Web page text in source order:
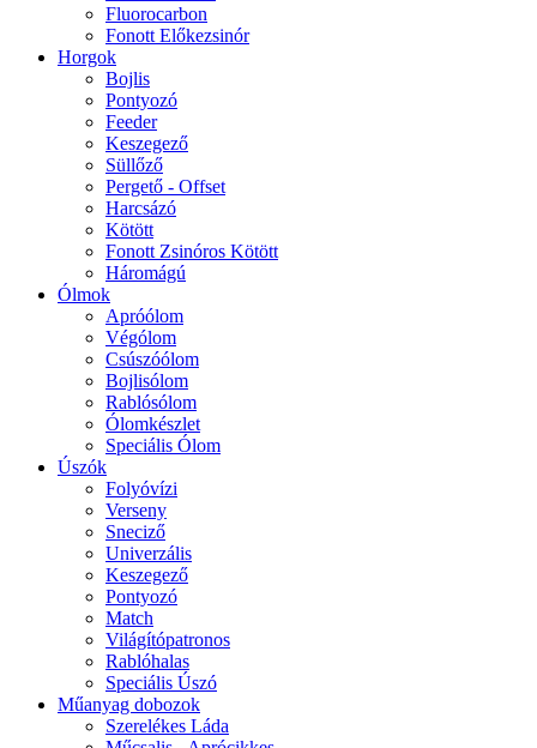
Fluorocarbon
Fonott Előkezsinór
Horgok
Bojlis
Pontyozó
Feeder
Keszegező
Süllőző
Pergető - Offset
Harcsázó
Kötött
Fonott Zsinóros Kötött
Háromágú
Ólmok
Apróólom
Végólom
Csúszóólom
Bojlisólom
Rablósólom
Ólomkészlet
Speciális Ólom
Úszók
Folyóvízi
Verseny
Sneciző
Univerzális
Keszegező
Pontyozó
Match
Világítópatronos
Rablóhalas
Speciális Úszó
Műanyag dobozok
Szerelékes Láda